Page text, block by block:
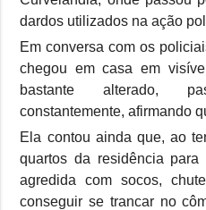
dardos utilizados na ação
Em conversa com os
chegou em casa em
bastante alterado,
constantemente, afirmando
Ela contou ainda que, ao
quartos da residência
agredida com socos,
conseguir se trancar no